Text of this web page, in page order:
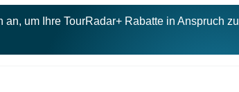
um Ihre TourRadar+ Rabatte in Anspruch zu